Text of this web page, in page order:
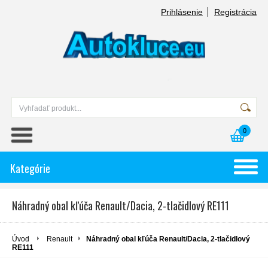
Prihlásenie Registrácia
0
Kategórie
Náhradný obal kľúča Renault/Dacia, 2-tlačidlový RE111
Úvod Renault
Náhradný obal kľúča Renault/Dacia, 2-tlačidlový
RE111